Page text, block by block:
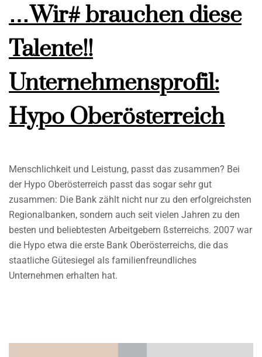
…Wir# brauchen diese
Talente!!
Unternehmensprofil:
Hypo Oberösterreich
Menschlichkeit und Leistung, passt das zusammen? Bei
der Hypo Oberösterreich passt das sogar sehr gut
zusammen: Die Bank zählt nicht nur zu den erfolgreichsten
Regionalbanken, sondern auch seit vielen Jahren zu den
besten und beliebtesten Arbeitgebern ßsterreichs. 2007 war
die Hypo etwa die erste Bank Oberösterreichs, die das
staatliche Gütesiegel als familienfreundliches
Unternehmen erhalten hat.